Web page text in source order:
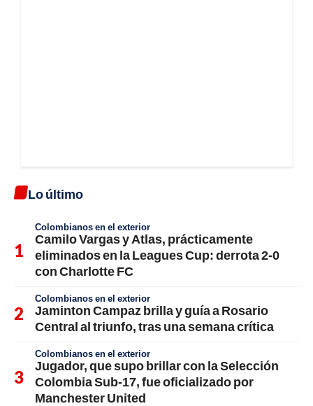
Lo último
Colombianos en el exterior
Camilo Vargas y Atlas, prácticamente
eliminados en la Leagues Cup: derrota 2-0
con Charlotte FC
Colombianos en el exterior
Jaminton Campaz brilla y guía a Rosario
Central al triunfo, tras una semana crítica
Colombianos en el exterior
Jugador, que supo brillar con la Selección
Colombia Sub-17, fue oficializado por
Manchester United